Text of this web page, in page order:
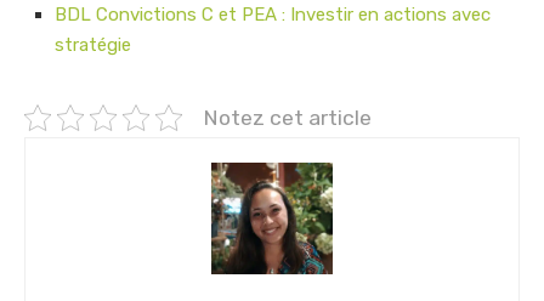
BDL Convictions C et PEA : Investir en actions avec
stratégie
Notez cet article